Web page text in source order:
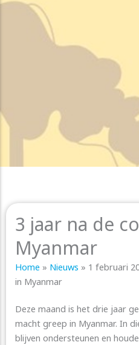
3 jaar na de
Myanmar
Home » Nieuws » 1 februari
in Myanmar
Deze maand is het drie jaar
macht greep in Myanmar. In
blijven ondersteunen en